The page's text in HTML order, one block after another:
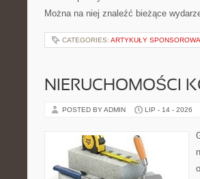
Można na niej znaleźć bieżące
CATEGORIES: ARTYKUŁY
NIERUCHOMOŚCI
POSTED BY ADMIN LIP - 14 - 2026